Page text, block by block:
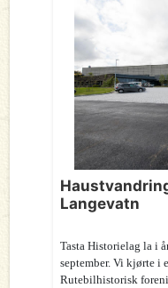
Langevatn
Tasta Historielag la i
september. Vi kjørte i
Rutebilhistorisk